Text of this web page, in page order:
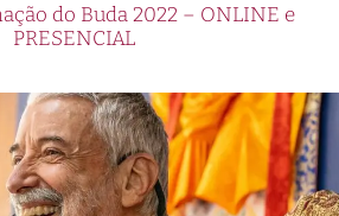
do Buda 2022 – ONLINE e
PRESENCIAL